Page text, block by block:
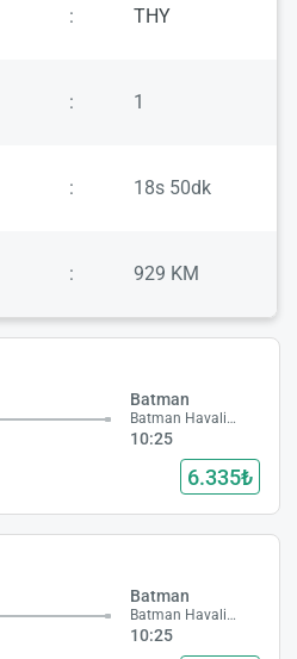
: THY
: 1
: 18s 50dk
: 929 KM
Batman
Batman Havalimanı
10:25
6.335₺
Batman
Batman Havalimanı
10:25